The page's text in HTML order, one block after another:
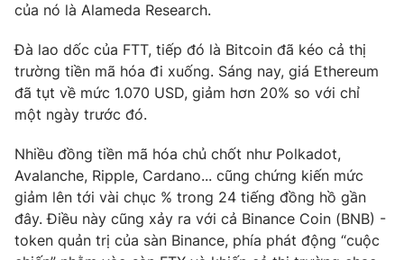
thuận bằng văn bản. Ghi rõ nguồn VTV.vn khi phát hành lại
thông tin từ website này.
của nó là Alameda Research.
Đà lao dốc của FTT, tiếp đó là Bitcoin đã kéo cả thị
trường tiền mã hóa đi xuống. Sáng nay, giá Ethereum
đã tụt về mức 1.070 USD, giảm hơn 20% so với chỉ
một ngày trước đó.
Nhiều đồng tiền mã hóa chủ chốt như Polkadot,
Avalanche, Ripple, Cardano... cũng chứng kiến mức
giảm lên tới vài chục % trong 24 tiếng đồng hồ gần
đây. Điều này cũng xảy ra với cả Binance Coin (BNB) -
token quản trị của sàn Binance, phía phát động “cuộc